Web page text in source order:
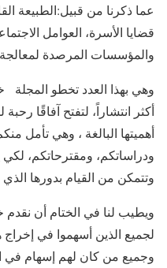
عما ذكرنا من قبيل:الطبيعة
قضايا الأسرة، العوامل
والمؤسسات المرصدة
وهي بهذا العدد تخطو المجلة
أكثر انتشاراً، لتفتح آفاقًا
أهميتها البالغة ، وهي تأمل
ودراساتكم، ومقترحاتكم، لكي
وتتمكن من القيام بدورها
ويطيب لنا في الختام أن نقدم
لجميع الذين أسهموا في إخراج
وجميع من كان لهم إسهام في